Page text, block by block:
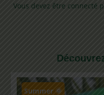
Vous devez être connecté
Summer 🌞